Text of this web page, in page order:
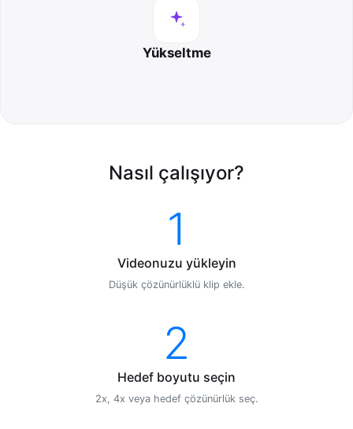
Yükseltme
Nasıl çalışıyor?
1
Videonuzu yükleyin
Düşük çözünürlüklü klip ekle.
2
Hedef boyutu seçin
2x, 4x veya hedef çözünürlük seç.